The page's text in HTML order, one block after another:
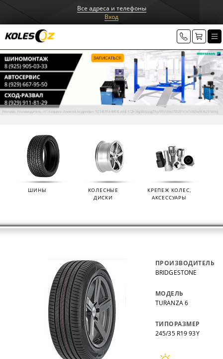
Все адреса и телефоны
Вход
ШИНЫ
КОЛЕСНЫЕ
ДИСКИ
КРЕПЕЖ КОЛЕС,
АКСЕССУАРЫ
ПРОИЗВОДИТЕЛЬ
BRIDGESTONE
МОДЕЛЬ
TURANZA 6
ТИПОРАЗМЕР
245/35 R19 93Y